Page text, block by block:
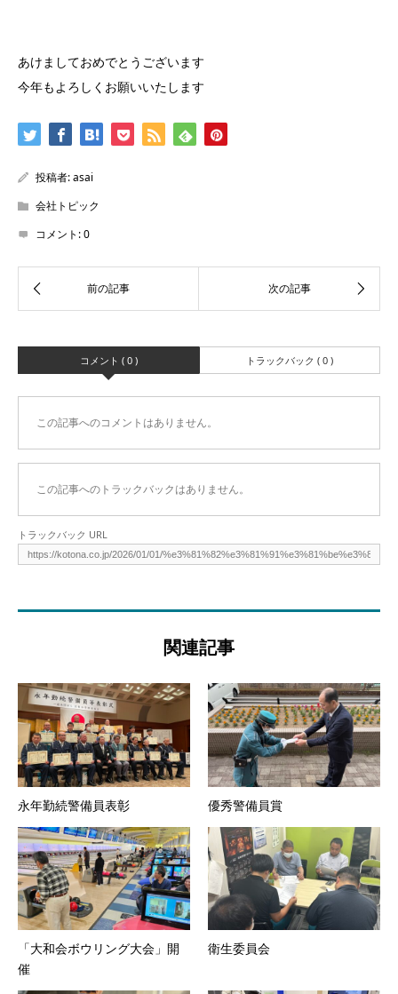
あけましておめでとうございます
今年もよろしくお願いいたします
投稿者:asai
会社トピック
コメント:0
コメント ( 0 ) トラックバック ( 0 )
この記事へのコメントはありません。
この記事へのトラックバックはありません。
トラックバック URL
関連記事
永年勤続警備員表彰 優秀警備員賞
「大和会ボウリング大会」開
催
衛生委員会